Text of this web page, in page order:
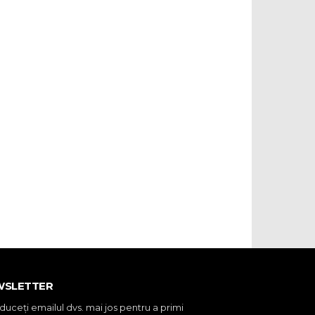
emailul dvs. mai jos pentru a primi